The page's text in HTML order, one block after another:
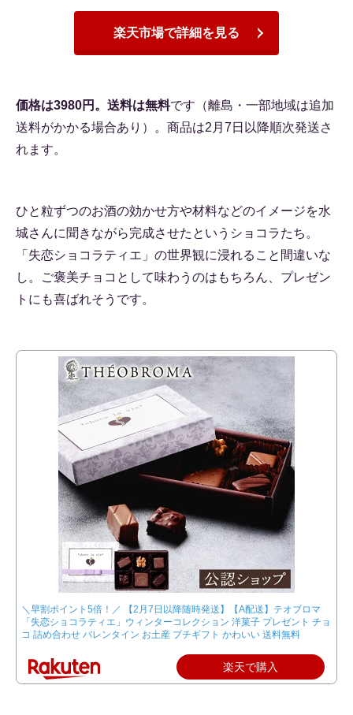
楽天市場で詳細を見る
価格は3980円。送料は無料です（離島・一部地域は追加
送料がかかる場合あり）。商品は2月7日以降順次発送さ
れます。
ひと粒ずつのお酒の効かせ方や材料などのイメージを水
城さんに聞きながら完成させたというショコラたち。
「失恋ショコラティエ」の世界観に浸れること間違いな
し。ご褒美チョコとして味わうのはもちろん、プレゼン
トにも喜ばれそうです。
＼早割ポイント5倍！／ 【2月7日以降随時発送】【A配送】テオブロマ
「失恋ショコラティエ」ウィンターコレクション 洋菓子 プレゼント チョ
コ 詰め合わせ バレンタイン お土産 プチギフト かわいい 送料無料
楽天で購入